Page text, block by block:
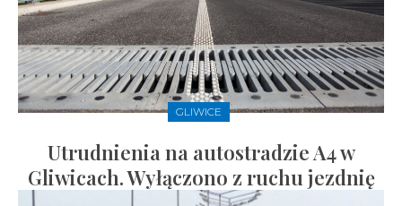
GLIWICE
Utrudnienia na autostradzie A4 w
Gliwicach. Wyłączono z ruchu jezdnię